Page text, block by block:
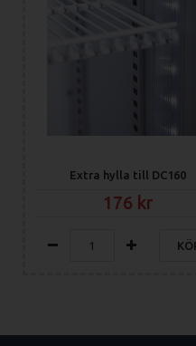
Extra hylla till DC160
176